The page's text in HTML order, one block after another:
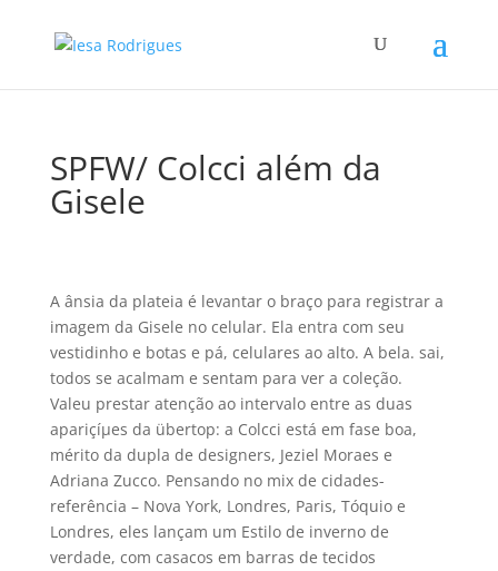
SPFW/ Colcci além da
Gisele
A ânsia da plateia é levantar o braço para registrar a
imagem da Gisele no celular. Ela entra com seu
vestidinho e botas e pá, celulares ao alto. A bela. sai,
todos se acalmam e sentam para ver a coleção.
Valeu prestar atenção ao intervalo entre as duas
apariçíµes da übertop: a Colcci está em fase boa,
mérito da dupla de designers, Jeziel Moraes e
Adriana Zucco. Pensando no mix de cidades-
referência – Nova York, Londres, Paris, Tóquio e
Londres, eles lançam um Estilo de inverno de
verdade, com casacos em barras de tecidos